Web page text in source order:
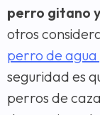
perro gitano
otros
perro de agua
seguridad es
perros de